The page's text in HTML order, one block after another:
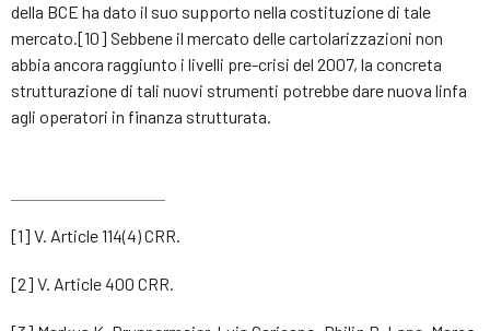
della BCE ha dato il suo supporto nella costituzione di tale
mercato.[10] Sebbene il mercato delle cartolarizzazioni non
abbia ancora raggiunto i livelli pre-crisi del 2007, la concreta
strutturazione di tali nuovi strumenti potrebbe dare nuova linfa
agli operatori in finanza strutturata.
[1] V. Article 114(4) CRR.
[2] V. Article 400 CRR.